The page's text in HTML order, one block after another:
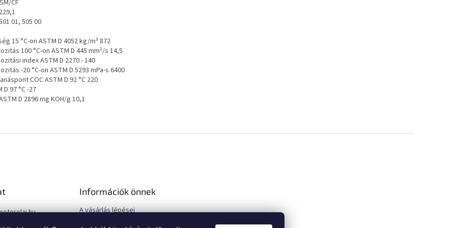
CF
01, 505 00
15 °C-on ASTM D 4052 kg/m³ 872
100 °C-on ASTM D 445 mm²/s 14,5
index ASTM D 2270 - 140
-20 °C-on ASTM D 5293 mPa-s 6400
COC ASTM D 92 °C 220
D 97 °C -27
D 2896 mg KOH/g 10,1
Információk önnek
A vásárlás lépései